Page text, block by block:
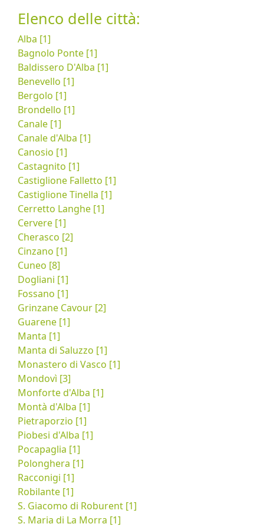
Elenco delle città:
Alba [1]
Bagnolo Ponte [1]
Baldissero D'Alba [1]
Benevello [1]
Bergolo [1]
Brondello [1]
Canale [1]
Canale d'Alba [1]
Canosio [1]
Castagnito [1]
Castiglione Falletto [1]
Castiglione Tinella [1]
Cerretto Langhe [1]
Cervere [1]
Cherasco [2]
Cinzano [1]
Cuneo [8]
Dogliani [1]
Fossano [1]
Grinzane Cavour [2]
Guarene [1]
Manta [1]
Manta di Saluzzo [1]
Monastero di Vasco [1]
Mondovì [3]
Monforte d'Alba [1]
Montà d'Alba [1]
Pietraporzio [1]
Piobesi d'Alba [1]
Pocapaglia [1]
Polonghera [1]
Racconigi [1]
Robilante [1]
S. Giacomo di Roburent [1]
S. Maria di La Morra [1]